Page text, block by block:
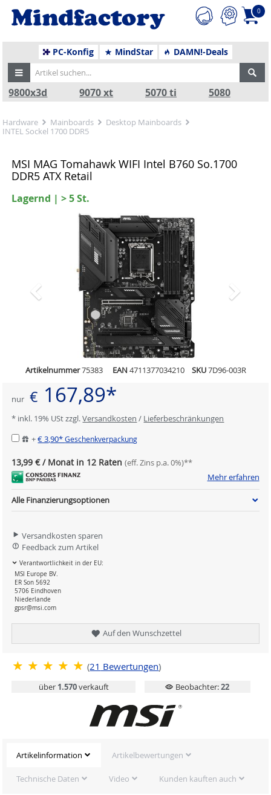
0
PC-Konfig MindStar DAMN!-Deals
9800x3d 9070 xt 5070 ti 5080
Hardware Mainboards
Desktop Mainboards
INTEL Sockel 1700 DDR5
MSI MAG Tomahawk WIFI Intel B760 So.1700
DDR5 ATX Retail
Lagernd | > 5 St.
Zurück
Artikelnummer75383 EAN 4711377034210 SKU7D96-003R
nur € 167,89*
* inkl. 19% USt zzgl.Versandkosten / Lieferbeschränkungen
+€ 3,90*Geschenkverpackung
13,99 € / Monat in 12 Raten (eff. Zins p.a. 0%)**
Mehr erfahren
Alle Finanzierungsoptionen
Versandkosten sparen
Feedback zum Artikel
Verantwortlichkeit in der EU:
MSI Europe BV.
ER Son 5692
5706 Eindhoven
Niederlande
gpsr@msi.com
Auf den Wunschzettel
(21 Bewertungen)
über 1.570verkauft Beobachter:22
Artikelinformation Artikelbewertungen
Technische Daten Video Kunden kauften auch